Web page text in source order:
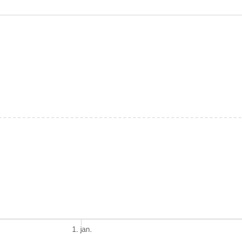
1. jan.